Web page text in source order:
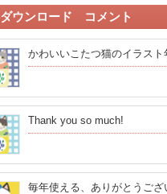
ダウンロード コメント
かわいいこたつ猫のイラスト
Thank you so much!
毎年使える、ありがとうござ